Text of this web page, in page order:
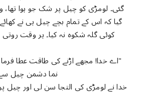
گئی۔ لومڑی کو چیل پر شک جو ہوا
گیا کہ اس کے تمام بچے چیل ہی نے
کوئی گلہ شکوہ نہ کیا۔ ہر وقت
"اے خدا! مجھے اڑنے کی طاقت عطا
نما دشمن چیل سے
خدا نے لومڑی کی التجا سن لی اور چیل پر